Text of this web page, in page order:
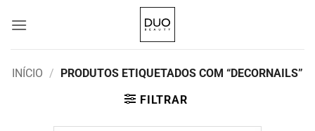
INÍCIO / PRODUTOS ETIQUETADOS COM “DECORNAILS”
FILTRAR